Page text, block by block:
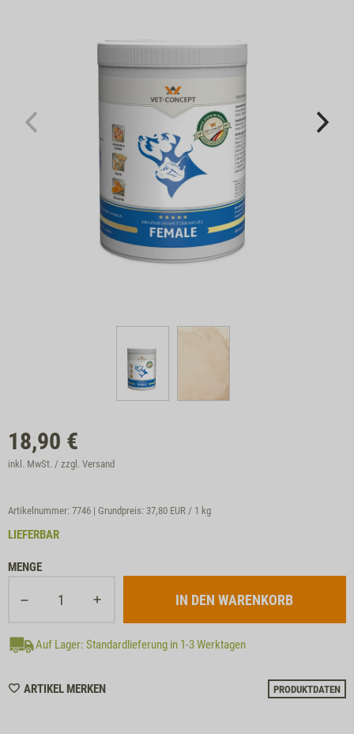
18,90 €
inkl. MwSt. / zzgl. Versand
Artikelnummer: 7746 | Grundpreis: 37,80 EUR / 1 kg
LIEFERBAR
MENGE
Auf Lager: Standardlieferung in 1-3 Werktagen
ARTIKEL MERKENWISHLIST
PRODUKTDATEN